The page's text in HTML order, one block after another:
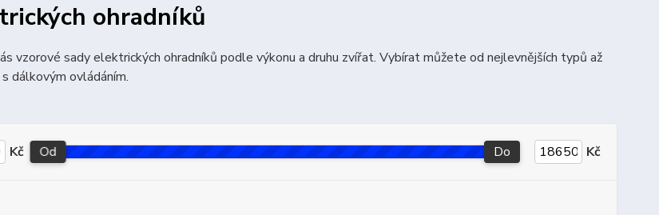
ohradníků
vzorové sady elektrických ohradníků podle výkonu a druhu zvířat. Vybírat můžete od nejlevnějších typů až
dálkovým ovládáním.
Kč Od Do Kč